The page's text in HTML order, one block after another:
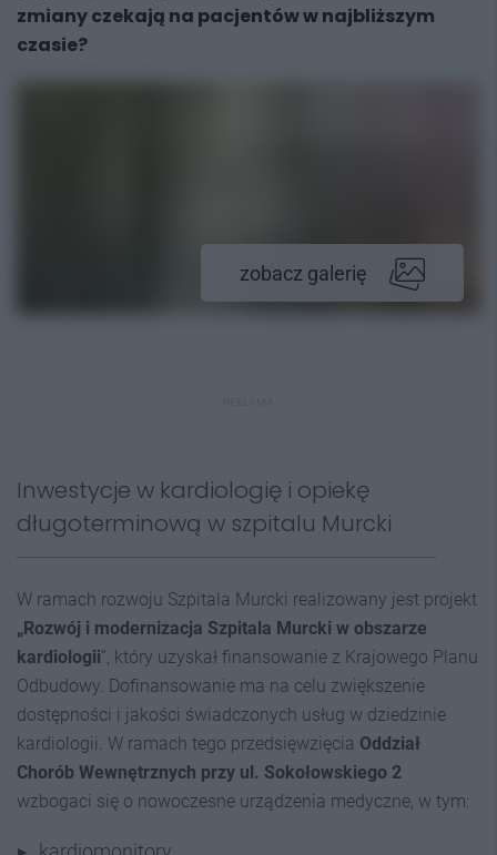
zmiany czekają na pacjentów w najbliższym
czasie?
zobacz galerię
Inwestycje w kardiologię i opiekę
długoterminową w szpitalu Murcki
W ramach rozwoju Szpitala Murcki realizowany jest projekt
„Rozwój i modernizacja Szpitala Murcki w obszarze
kardiologii”, który uzyskał finansowanie z Krajowego Planu
Odbudowy. Dofinansowanie ma na celu zwiększenie
dostępności i jakości świadczonych usług w dziedzinie
kardiologii. W ramach tego przedsięwzięcia Oddział
Chorób Wewnętrznych przy ul. Sokołowskiego 2
wzbogaci się o nowoczesne urządzenia medyczne, w tym: